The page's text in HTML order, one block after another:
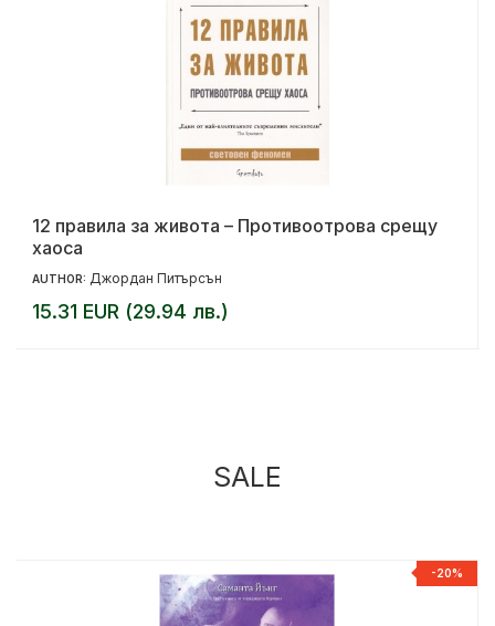
12 правила за живота – Противоотрова срещу
хаоса
AUTHOR: Джордан Питърсън
15.31 EUR (29.94 лв.)
SALE
-20%